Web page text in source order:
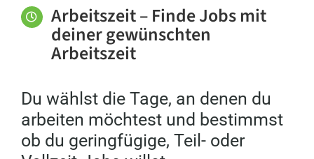
Zürich
Swissport International AG
Wehrenberg Rechtsanwälte GmbH
Zürich
Arbeitszeit – Finde Jobs mit
deiner gewünschten
Arbeitszeit
Du wählst die Tage, an denen du
arbeiten möchtest und bestimmst
ob du geringfügige, Teil- oder